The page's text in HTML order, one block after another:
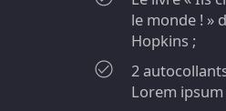
le monde ! »
Hopkins ;
2
Lorem ipsum